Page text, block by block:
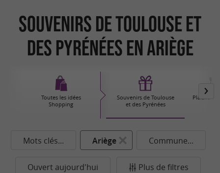
Souvenirs de Toulouse et
des Pyrénées en Ariège
Toutes les idées
Shopping
Souvenirs de Toulouse
et des Pyrénées
Plaisirs
Mots clés... Ariège Commune...
Ouvert aujourd'hui Plus de filtres